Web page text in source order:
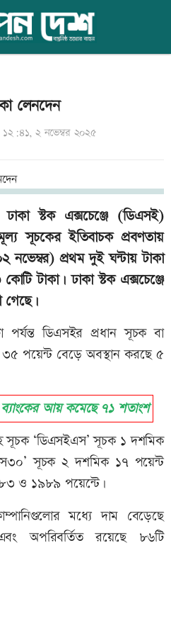
লেনদেন
১২:৪১, ২ নভেম্বর ২০২৫
ঢাকা স্টক এক্সচেঞ্জে (ডিএসই)
সূচকের ইতিবাচক প্রবণতায়
প্রথম দুই ঘন্টায় টাকা
টাকা। ঢাকা স্টক এক্সচেঞ্জে
ডিএসইর প্রধান সূচক বা
পয়েন্ট বেড়ে অবস্থান করছে ৫
আয় কমেছে ৭১ শতাংশ
সূচক ‘ডিএসইএস’ সূচক ১ দশমিক
সূচক ২ দশমিক ১৭ পয়েন্ট
ও ১৯৮৯ পয়েন্টে।
মধ্যে দাম বেড়েছে
অপরিবর্তিত রয়েছে ৮৬টি